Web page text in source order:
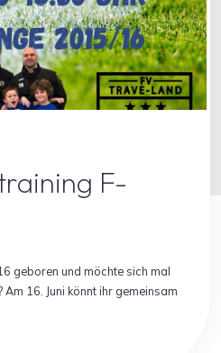
F-
geboren und möchte sich mal
16. Juni könnt ihr gemeinsam